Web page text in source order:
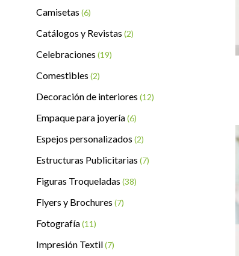
Camisetas (6)
Catálogos y Revistas (2)
Celebraciones (19)
Comestibles (2)
Decoración de interiores (12)
Empaque para joyería(6)
Espejos personalizados (2)
Estructuras Publicitarias (7)
Figuras Troqueladas (38)
Flyers y Brochures (7)
Fotografía(11)
Impresión Textil(7)